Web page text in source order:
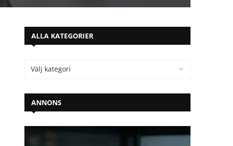
ALLA KATEGORIER
ANNONS